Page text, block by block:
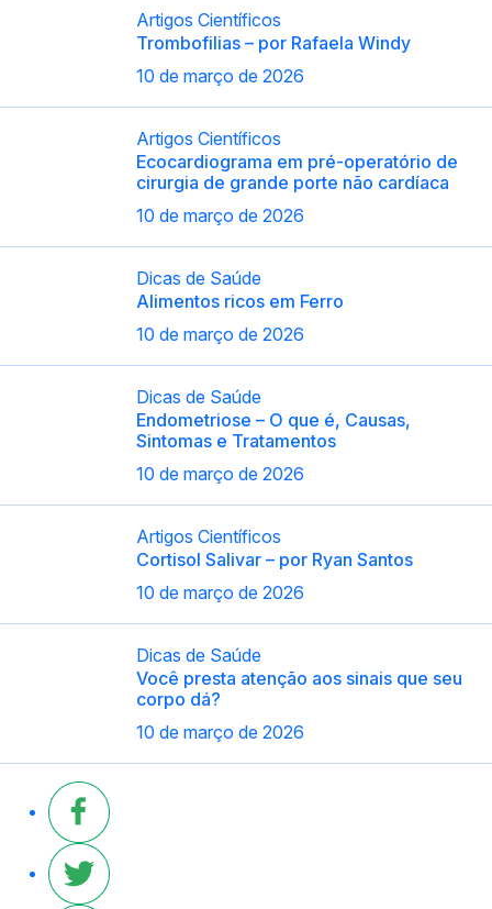
Artigos Científicos
Trombofilias – por Rafaela Windy
10 de março de 2026
Artigos Científicos
Ecocardiograma em pré-operatório de
cirurgia de grande porte não cardíaca
10 de março de 2026
Dicas de Saúde
Alimentos ricos em Ferro
10 de março de 2026
Dicas de Saúde
Endometriose – O que é, Causas,
Sintomas e Tratamentos
10 de março de 2026
Artigos Científicos
Cortisol Salivar – por Ryan Santos
10 de março de 2026
Dicas de Saúde
Você presta atenção aos sinais que seu
corpo dá?
10 de março de 2026